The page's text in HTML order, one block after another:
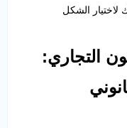
لاختيار الشكل
التجاري: